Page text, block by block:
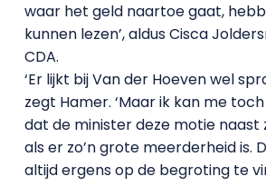
waar het geld naartoe gaat,
kunnen lezen’, aldus Cisca
CDA.
‘Er lijkt bij Van der Hoeven wel
zegt Hamer. ‘Maar ik kan me
dat de minister deze motie naast
als er zo’n grote meerderheid is.
altijd ergens op de begroting te